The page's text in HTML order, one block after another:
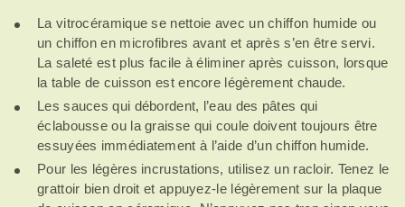
La vitrocéramique se nettoie avec un chiffon humide ou
un chiffon en microfibres avant et après s’en être servi.
La saleté est plus facile à éliminer après cuisson, lorsque
la table de cuisson est encore légèrement chaude.
Les sauces qui débordent, l’eau des pâtes qui
éclabousse ou la graisse qui coule doivent toujours être
essuyées immédiatement à l’aide d’un chiffon humide.
Pour les légères incrustations, utilisez un racloir. Tenez le
grattoir bien droit et appuyez-le légèrement sur la plaque